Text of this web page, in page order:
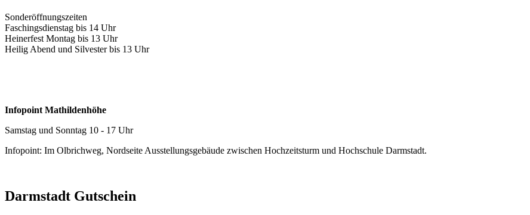
Sonderöffnungszeiten
Faschingsdienstag bis 14 Uhr
Heinerfest Montag bis 13 Uhr
Heilig Abend und Silvester bis 13 Uhr
Infopoint Mathildenhöhe
Samstag und Sonntag 10 - 17 Uhr
Infopoint: Im Olbrichweg, Nordseite Ausstellungsgebäude zwischen Hochzeitsturm und Hochschule Darmstadt.
Darmstadt Gutschein